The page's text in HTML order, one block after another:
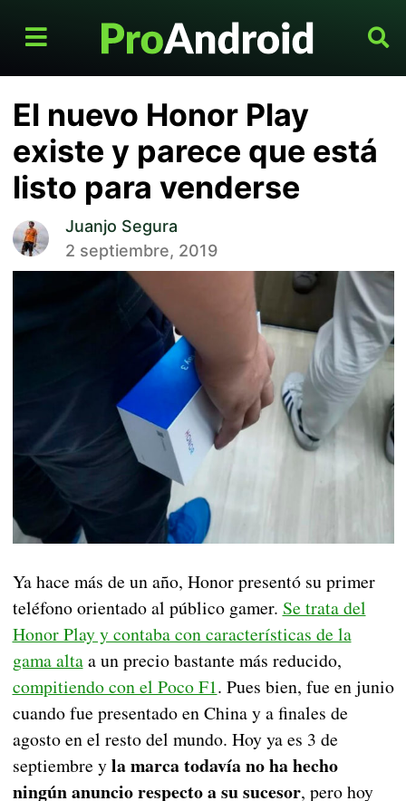
El nuevo Honor Play
existe y parece que está
listo para venderse
Juanjo Segura
2 septiembre, 2019
Ya hace más de un año, Honor presentó su primer
teléfono orientado al público gamer. Se trata del
Honor Play y contaba con características de la
gama altaa un precio bastante más reducido,
compitiendo con el Poco F1. Pues bien, fue en junio
cuando fue presentado en China y a finales de
agosto en el resto del mundo. Hoy ya es 3 de
septiembre yla marca todavía no ha hecho
ningún anuncio respecto a su sucesor, pero hoy